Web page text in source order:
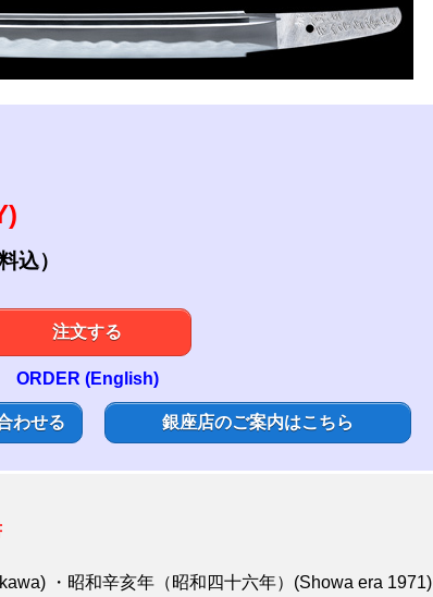
込）
注文する
ORDER (English)
わせる 銀座店のご案内はこちら
・昭和辛亥年（昭和四十六年）(Showa era 1971)